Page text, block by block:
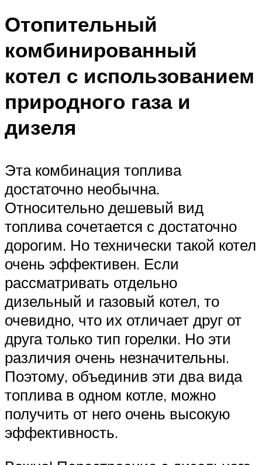
Отопительный
комбинированный
котел с использованием
природного газа и
дизеля
Эта комбинация топлива
достаточно необычна.
Относительно дешевый вид
топлива сочетается с достаточно
дорогим. Но технически такой котел
очень эффективен. Если
рассматривать отдельно
дизельный и газовый котел, то
очевидно, что их отличает друг от
друга только тип горелки. Но эти
различия очень незначительны.
Поэтому, объединив эти два вида
топлива в одном котле, можно
получить от него очень высокую
эффективность.